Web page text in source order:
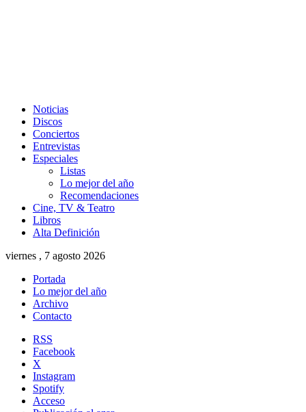
Noticias
Discos
Conciertos
Entrevistas
Especiales
Listas
Lo mejor del año
Recomendaciones
Cine, TV & Teatro
Libros
Alta Definición
viernes , 7 agosto 2026
Portada
Lo mejor del año
Archivo
Contacto
RSS
Facebook
X
Instagram
Spotify
Acceso